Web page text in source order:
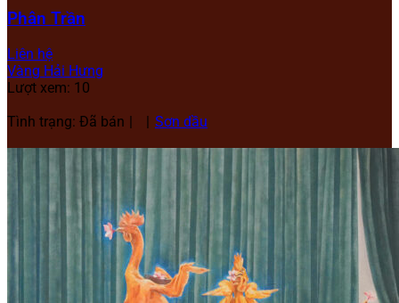
Phân Trần
Liên hệ
Vàng Hải Hưng
Lượt xem: 10
Tình trạng: Đã bán
Sơn dầu